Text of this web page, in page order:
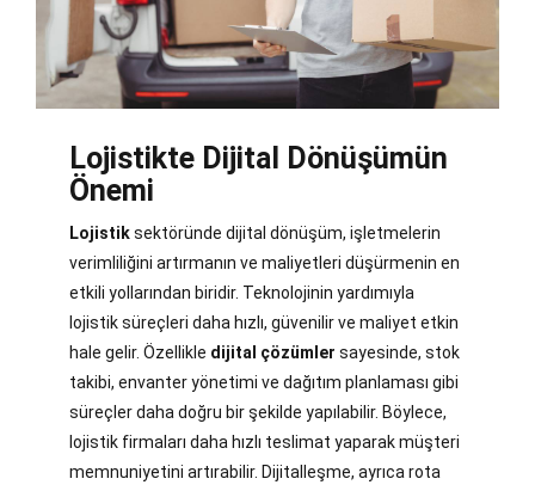
Lojistikte Dijital Dönüşümün
Önemi
Lojistiksektöründe dijital dönüşüm, işletmelerin
verimliliğini artırmanın ve maliyetleri düşürmenin en
etkili yollarından biridir. Teknolojinin yardımıyla
lojistik süreçleri daha hızlı, güvenilir ve maliyet etkin
hale gelir. Özellikle dijital çözümler sayesinde, stok
takibi, envanter yönetimi ve dağıtım planlaması gibi
süreçler daha doğru bir şekilde yapılabilir. Böylece,
lojistik firmaları daha hızlı teslimat yaparak müşteri
memnuniyetini artırabilir. Dijitalleşme, ayrıca rota